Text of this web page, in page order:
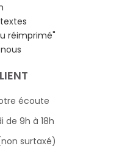
réimprimé"
écoute
de 9h à 18h
surtaxé)